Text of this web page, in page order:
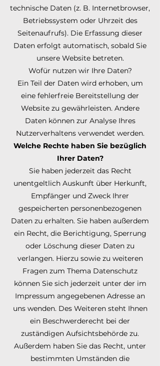
technische Daten (z. B. Internetbrowser,
Betriebssystem oder Uhrzeit des
Seitenaufrufs). Die Erfassung dieser
Daten erfolgt automatisch, sobald Sie
unsere Website betreten.
Wofür nutzen wir Ihre Daten?
Ein Teil der Daten wird erhoben, um
eine fehlerfreie Bereitstellung der
Website zu gewährleisten. Andere
Daten können zur Analyse Ihres
Nutzerverhaltens verwendet werden.
Welche Rechte haben Sie bezüglich
Ihrer Daten?
Sie haben jederzeit das Recht
unentgeltlich Auskunft über Herkunft,
Empfänger und Zweck Ihrer
gespeicherten personenbezogenen
Daten zu erhalten. Sie haben außerdem
ein Recht, die Berichtigung, Sperrung
oder Löschung dieser Daten zu
verlangen. Hierzu sowie zu weiteren
Fragen zum Thema Datenschutz
können Sie sich jederzeit unter der im
Impressum angegebenen Adresse an
uns wenden. Des Weiteren steht Ihnen
ein Beschwerderecht bei der
zuständigen Aufsichtsbehörde zu.
Außerdem haben Sie das Recht, unter
bestimmten Umständen die